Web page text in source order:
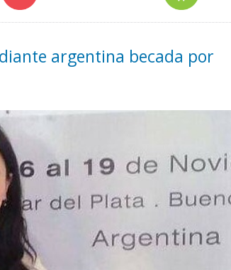
argentina becada por